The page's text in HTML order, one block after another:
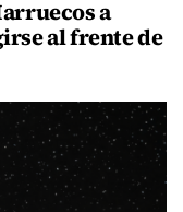
a
al frente de